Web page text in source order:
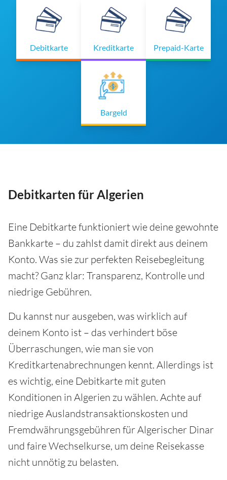
Debitkarte Kreditkarte Prepaid-Karte
Bargeld
Debitkarten für Algerien
Eine Debitkarte funktioniert wie deine gewohnte
Bankkarte – du zahlst damit direkt aus deinem
Konto. Was sie zur perfekten Reisebegleitung
macht? Ganz klar: Transparenz, Kontrolle und
niedrige Gebühren.
Du kannst nur ausgeben, was wirklich auf
deinem Konto ist – das verhindert böse
Überraschungen, wie man sie von
Kreditkartenabrechnungen kennt. Allerdings ist
es wichtig, eine Debitkarte mit guten
Konditionen in Algerien zu wählen. Achte auf
niedrige Auslandstransaktionskosten und
Fremdwährungsgebühren für Algerischer Dinar
und faire Wechselkurse, um deine Reisekasse
nicht unnötig zu belasten.